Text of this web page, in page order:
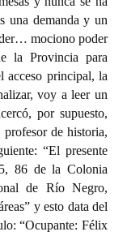
una demanda y un
mociono poder
la Provincia para
acceso principal, la
voy a leer un
por supuesto,
de historia,
“El presente
86 de la Colonia
de Río Negro,
y esto data del
“Ocupante: Félix